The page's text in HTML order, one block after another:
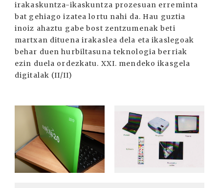
irakaskuntza-ikaskuntza prozesuan erreminta
bat gehiago izatea lortu nahi da. Hau guztia
inoiz ahaztu gabe bost zentzumenak beti
martxan dituena irakaslea dela eta ikaslegoak
behar duen hurbiltasuna teknologia berriak
ezin duela ordezkatu. XXI. mendeko ikasgela
digitalak (II/II)